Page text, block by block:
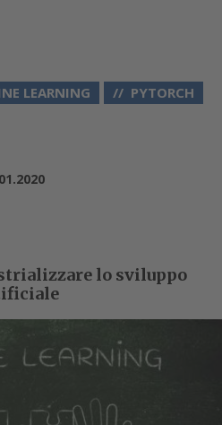
LEARNING
PYTORCH
lo sviluppo